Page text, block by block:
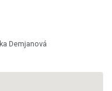
Demjanová